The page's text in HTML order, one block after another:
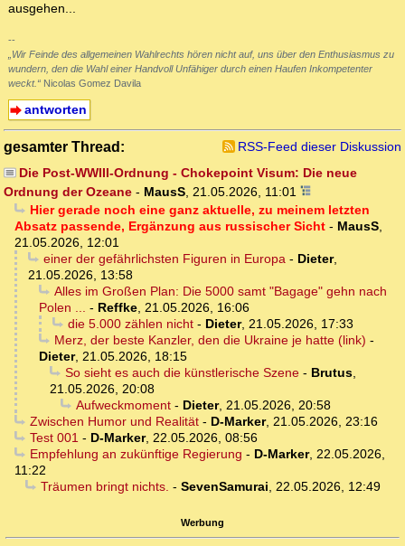
ausgehen...
--
„Wir Feinde des allgemeinen Wahlrechts hören nicht auf, uns über den Enthusiasmus zu
wundern, den die Wahl einer Handvoll Unfähiger durch einen Haufen Inkompetenter
weckt.“ Nicolas Gomez Davila
antworten
gesamter Thread:
RSS-Feed dieser Diskussion
Die Post-WWIII-Ordnung - Chokepoint Visum: Die neue
Ordnung der Ozeane - MausS, 21.05.2026, 11:01
Hier gerade noch eine ganz aktuelle, zu meinem letzten
Absatz passende, Ergänzung aus russischer Sicht - MausS,
21.05.2026, 12:01
einer der gefährlichsten Figuren in Europa- Dieter,
21.05.2026, 13:58
Alles im Großen Plan: Die 5000 samt "Bagage" gehn nach
Polen ... - Reffke, 21.05.2026, 16:06
die 5.000 zählen nicht- Dieter, 21.05.2026, 17:33
Merz, der beste Kanzler, den die Ukraine je hatte (link) -
Dieter, 21.05.2026, 18:15
So sieht es auch die künstlerische Szene- Brutus,
21.05.2026, 20:08
Aufweckmoment- Dieter, 21.05.2026, 20:58
Zwischen Humor und Realität- D-Marker, 21.05.2026, 23:16
Test 001- D-Marker, 22.05.2026, 08:56
Empfehlung an zukünftige Regierung - D-Marker, 22.05.2026,
11:22
Träumen bringt nichts. - SevenSamurai, 22.05.2026, 12:49
Werbung